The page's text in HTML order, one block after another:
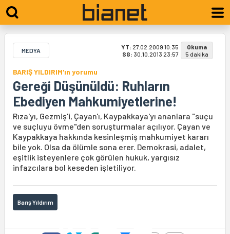
MEDYA YT: 27.02.2009 10:35
SG: 30.10.2013 23:57
Okuma
5 dakika
BARIŞ YILDIRIM'ın yorumu
Gereği Düşünüldü: Ruhların
Ebediyen Mahkumiyetlerine!
Rıza'yı, Gezmiş'i, Çayan'ı, Kaypakkaya'yı ananlara "suçu
ve suçluyu övme"den soruşturmalar açılıyor. Çayan ve
Kaypakkaya hakkında kesinleşmiş mahkumiyet kararı
bile yok. Olsa da ölümle sona erer. Demokrasi, adalet,
eşitlik isteyenlere çok görülen hukuk, yargısız
infazcılara bol keseden işletiliyor.
Barış Yıldırım